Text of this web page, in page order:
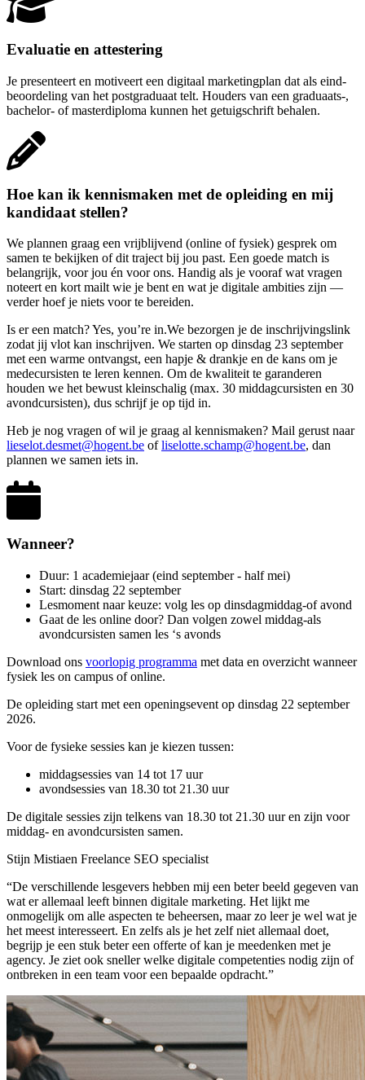
Evaluatie en attestering
Je presenteert en motiveert een digitaal marketingplan dat als eind­
beoordeling van het post­graduaat telt. Houders van een graduaats-,
bachelor- of master­diploma kunnen het getuig­schrift behalen.
Hoe kan ik kennismaken met de opleiding en mij
kandidaat stellen?
We plannen graag een vrijblijvend (online of fysiek) gesprek om
samen te bekijken of dit traject bij jou past. Een goede match is
belangrijk, voor jou én voor ons. Handig als je vooraf wat vragen
noteert en kort mailt wie je bent en wat je digitale ambities zijn —
verder hoef je niets voor te bereiden.
Is er een match? Yes, you’re in.We bezorgen je de inschrijvingslink
zodat jij vlot kan inschrijven. We starten op dinsdag 23 september
met een warme ontvangst, een hapje & drankje en de kans om je
medecursisten te leren kennen. Om de kwaliteit te garanderen
houden we het bewust kleinschalig (max. 30 middagcursisten en 30
avondcursisten), dus schrijf je op tijd in.
Heb je nog vragen of wil je graag al kennismaken? Mail gerust naar
lieselot.desmet@hogent.be ofliselotte.schamp@hogent.be, dan
plannen we samen iets in.
Wanneer?
Duur: 1 academiejaar (eind september - half mei)
Start: dinsdag 22 september
Lesmoment naar keuze: volg les op dinsdagmiddag-of avond
Gaat de les online door? Dan volgen zowel middag-als
avondcursisten samen les ‘s avonds
Download ons voorlopig programma met data en overzicht wanneer
fysiek les on campus of online.
De opleiding start met een openingsevent op dinsdag 22 september
2026.
Voor de fysieke sessies kan je kiezen tussen:
middagsessies van 14 tot 17 uur
avondsessies van 18.30 tot 21.30 uur
De digitale sessies zijn telkens van 18.30 tot 21.30 uur en zijn voor
middag- en avond­cursisten samen.
Stijn Mistiaen Freelance SEO specialist
“De verschillende lesgevers hebben mij een beter beeld gegeven van
wat er allemaal leeft binnen digitale marketing. Het lijkt me
onmogelijk om alle aspecten te beheersen, maar zo leer je wel wat je
het meest interesseert. En zelfs als je het zelf niet allemaal doet,
begrijp je een stuk beter een offerte of kan je meedenken met je
agency. Je ziet ook sneller welke digitale competenties nodig zijn of
ontbreken in een team voor een bepaalde opdracht.”